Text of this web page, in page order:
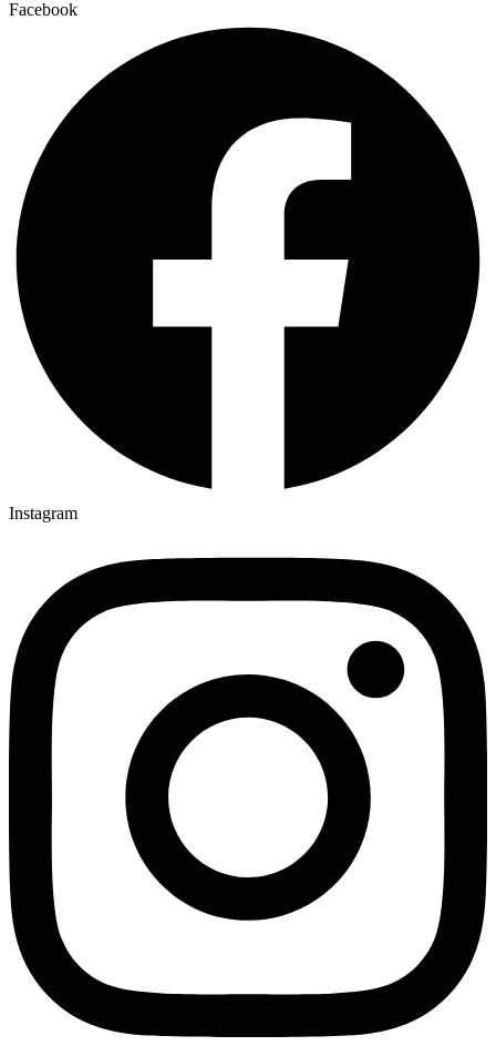
Facebook
Instagram